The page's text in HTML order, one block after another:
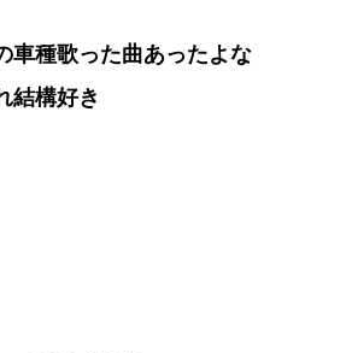
車種歌った曲あったよな
結構好き